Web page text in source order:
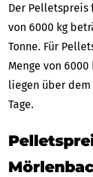
Der Pelletspreis
von 6000 kg
Tonne. Für
Menge von
liegen über
Tage.